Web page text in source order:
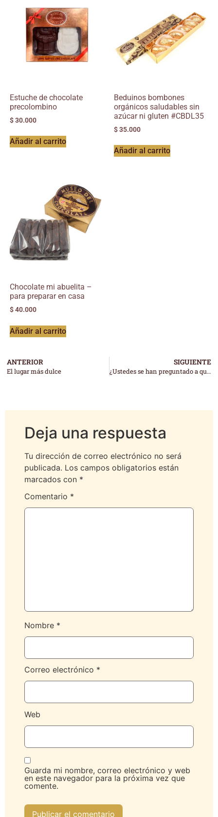
Estuche de chocolate
precolombino
$30.000
Añadir al carrito
Beduinos bombones
orgánicos saludables sin
azúcar ni gluten #CBDL35
$35.000
Añadir al carrito
Chocolate mi abuelita –
para preparar en casa
$40.000
Añadir al carrito
ANTERIOR
El lugar más dulce
SIGUIENTE
¿Ustedes se han preguntado a que sabe el amor?
Deja una respuesta
Tu dirección de correo electrónico no será
publicada. Los campos obligatorios están
marcados con *
Comentario *
Nombre *
Correo electrónico *
Web
Guarda mi nombre, correo electrónico y web
en este navegador para la próxima vez que
comente.